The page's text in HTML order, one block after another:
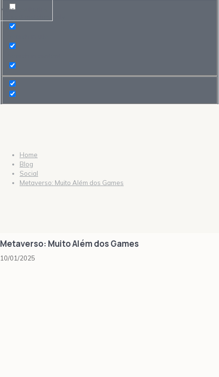
Mais resultados...
Home
Blog
Social
Metaverso: Muito Além dos Games
Metaverso: Muito Além dos Games
10/01/2025